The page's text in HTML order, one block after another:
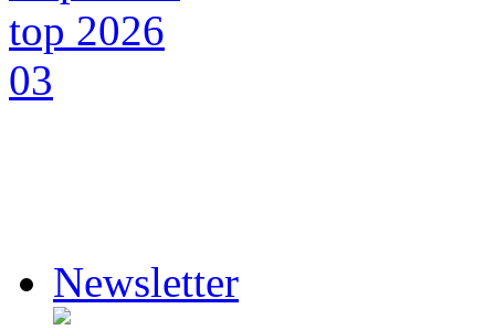
Newsletter